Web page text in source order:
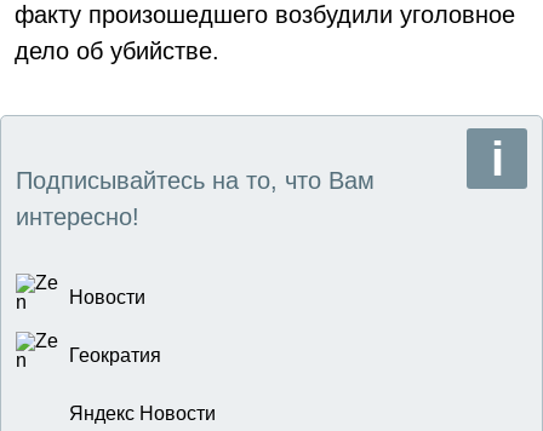
факту произошедшего возбудили уголовное
дело об убийстве.
Подписывайтесь на то, что Вам
интересно!
Новости
Геократия
Яндекс Новости